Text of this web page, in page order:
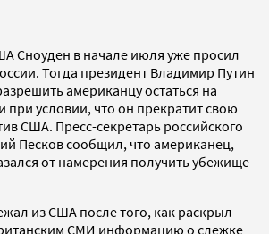
Сноуден в начале июля уже просил
Тогда президент Владимир Путин
американцу остаться на
при условии, что он прекратит свою
США. Пресс-секретарь российского
Песков сообщил, что американец,
от намерения получить убежище
из США после того, как раскрыл
СМИ информацию о слежке